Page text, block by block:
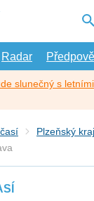
Radar
slunečný s
Plzeňský kraj